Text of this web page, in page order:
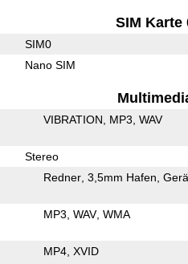
SIM Karte
SIM0
Nano SIM
VIBRATION MP3 WAV
Stereo
Redner 3,5mm Hafen
MP3 WAV WMA
MP4 XVID